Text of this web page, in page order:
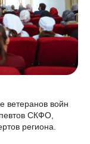
ветеранов войн
СКФО,
региона.